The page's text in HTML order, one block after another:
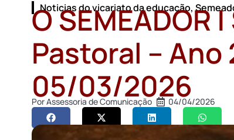
Noticias do vicariato da educação,
O
Pastoral – Ano
05/03/2026
PorAssessoria de Comunicação 04/04/2026